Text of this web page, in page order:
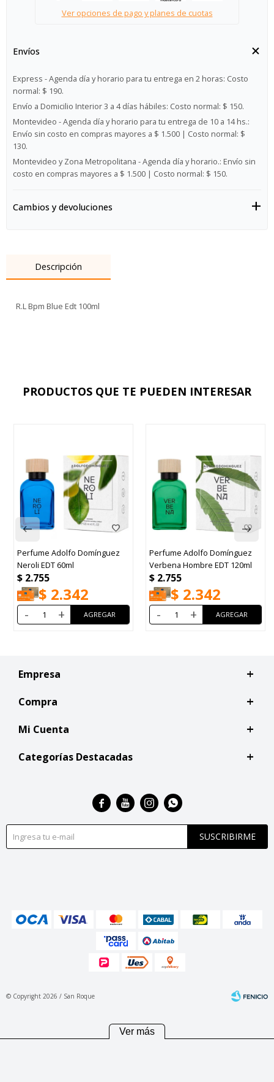
Ver opciones de pago y planes de cuotas
Envíos
Express - Agenda día y horario para tu entrega en 2 horas: Costo
normal: $ 190.
Envío a Domicilio Interior 3 a 4 días hábiles: Costo normal: $ 150.
Montevideo - Agenda día y horario para tu entrega de 10 a 14 hs.:
Envío sin costo en compras mayores a $ 1.500 | Costo normal: $
130.
Montevideo y Zona Metropolitana - Agenda día y horario.: Envío sin
costo en compras mayores a $ 1.500 | Costo normal: $ 150.
Cambios y devoluciones
Descripción
R.L Bpm Blue Edt 100ml
PRODUCTOS QUE TE PUEDEN INTERESAR
Perfume Adolfo Domínguez
Neroli EDT 60ml
$ 2.755
$ 2.342
- +
Perfume Adolfo Domínguez
Verbena Hombre EDT 120ml
$ 2.755
$ 2.342
- +
Empresa
Compra
Mi Cuenta
Categorías Destacadas
SUSCRIBIRME
   
© Copyright 2026 / San Roque
Ver más